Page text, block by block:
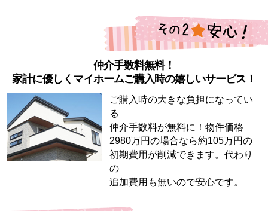
仲介手数料無料！
家計に優しくマイホームご購入時の嬉しいサービス！
ご購入時の大きな負担になってい
る
仲介手数料が無料に！物件価格
2980万円の場合なら約105万円の
初期費用が削減できます。代わり
の
追加費用も無いので安心です。